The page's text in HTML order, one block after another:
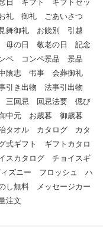
日 ギフト ギフトセッ
礼 御礼 ごあいさつ
舞御礼 お餞別 引越
母の日 敬老の日 記念
ペ コンペ景品 景品
陰志 弔事 会葬御礼
引き出物 法事引出物
三回忌 回忌法要 偲び
中元 お歳暮 御歳暮
タオル カタログ カタ
式ギフト ギフトカタロ
スカタログ チョイスギ
ズニー フロッシュ ハ
無料 メッセージカー
注文